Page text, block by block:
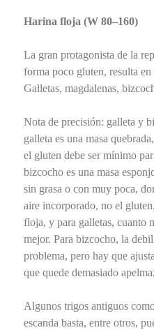
Harina floja (W 80–160)
La gran protagonista de la
forma poco gluten, resulta
Galletas, magdalenas,
Nota de precisión: galleta y
galleta es una masa
el gluten debe ser mínimo
bizcocho es una masa
sin grasa o con muy poca,
aire incorporado, no el
floja, y para galletas, cuanto
mejor. Para bizcocho, la
problema, pero hay que
que quede demasiado
Algunos trigos antiguos
escanda basta, entre otros,